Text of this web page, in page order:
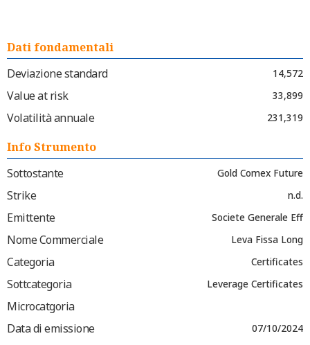
Dati fondamentali
Deviazione standard
14,572
Value at risk 33,899
Volatilità annuale 231,319
Info Strumento
Sottostante
Gold Comex Future
Strike n.d.
Emittente Societe Generale Eff
Nome Commerciale Leva Fissa Long
Categoria Certificates
Sottcategoria Leverage Certificates
Microcatgoria
Data di emissione
07/10/2024